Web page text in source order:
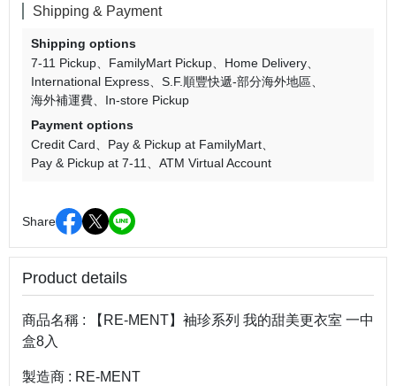
Shipping & Payment
Shipping options
7-11 Pickup
FamilyMart Pickup
Home Delivery
International Express
S.F.順豐快遞-部分海外地區
海外補運費
In-store Pickup
Payment options
Credit Card
Pay & Pickup at FamilyMart
Pay & Pickup at 7-11
ATM Virtual Account
Share
Product details
商品名稱 : 【RE-MENT】袖珍系列 我的甜美更衣室 一中
盒8入
製造商 : RE-MENT